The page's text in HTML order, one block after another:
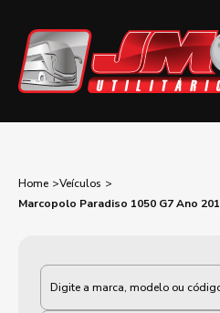
Home
Veículos
Marcopolo Paradiso 1050 G7 Ano
Categoria